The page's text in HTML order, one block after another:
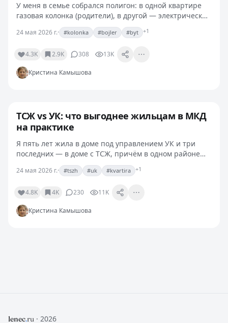
У меня в семье собрался полигон: в одной квартире
газовая колонка (родители), в другой — электрический
бойлер на 80 литров (моя), у сестры — бойлер на 100
литров. Вода, естественно, в каждой греется…
24 мая 2026 г.· #kolonka #bojler #byt +1
4.3K 2.9K 308 13K
Кристина Камышова
ТСЖ vs УК: что выгоднее жильцам в МКД
на практике
Я пять лет жила в доме под управлением УК и три
последних — в доме с ТСЖ, причём в одном районе
Питера и с почти одинаковыми параметрами по
этажности и числу квартир. Так что сравнить я могу
24 мая 2026 г.· #tszh #uk #kvartira +1
4.8K 4K 230 11K
Кристина Камышова
lenec.ru · 2026